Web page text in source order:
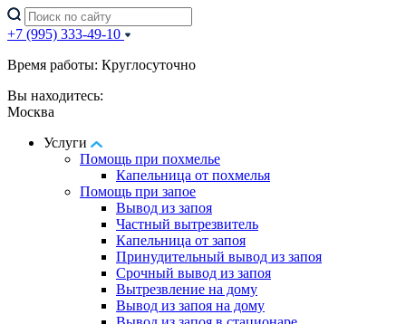
+7 (995) 333-49-10
Время работы: Круглосуточно
Вы находитесь:
Москва
Услуги
Помощь при похмелье
Капельница от похмелья
Помощь при запое
Вывод из запоя
Частный вытрезвитель
Капельница от запоя
Принудительный вывод из запоя
Срочный вывод из запоя
Вытрезвление на дому
Вывод из запоя на дому